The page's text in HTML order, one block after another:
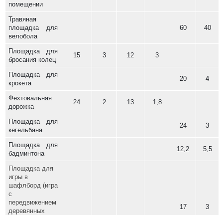
помещении
Травяная
площадка для
велобола
60 40
Площадка для
бросания колец
15 3 12 3
Площадка для
крокета
20 4
Фехтовальная
дорожка
24 2 13 1,8
Площадка для
кегельбана
24 3
Площадка для
бадминтона
12,2 5,5
Площадка для
игры в
шафлборд (игра
с
передвижением
деревянных
17 3